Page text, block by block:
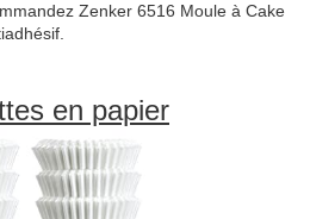
Zenker 6516 Moule à Cake
en papier